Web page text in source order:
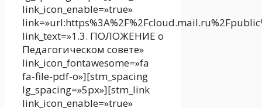
link_icon_enable=»true»
link_text=»1.3. ПОЛОЖЕНИЕ о
Педагогическом совете»
link_icon_fontawesome=»fa
fa-file-pdf-o»][stm_spacing
lg_spacing=»5px»][stm_link
link_icon_enable=»true»